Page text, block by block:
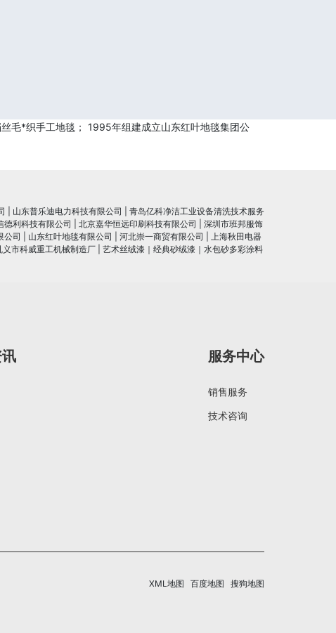
毛*织手工地毯； 1995年组建成立山东红叶地毯集团公
山东普乐迪电力科技有限公司
青岛亿科净洁工业设备清洗技术服务
德利科技有限公司 北京嘉华恒远印刷科技有限公司
深圳市班邦服饰
公司 山东红叶地毯有限公司 河北崇一商贸有限公司
上海秋田电器
义市科威重工机械制造厂
艺术丝绒漆｜经典砂绒漆｜水包砂多彩涂料
服务中心
销售服务
技术咨询
XML地图 百度地图 搜狗地图